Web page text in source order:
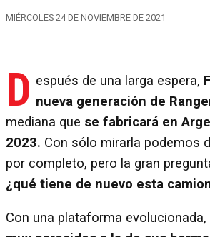
MIÉRCOLES 24 DE NOVIEMBRE DE 2021
D espués de una larga espera,
nueva generación de
mediana que se fabricará en
2023. Con sólo mirarla podemos
por completo, pero la gran
¿qué tiene de nuevo esta
Con una plataforma evolucionada,